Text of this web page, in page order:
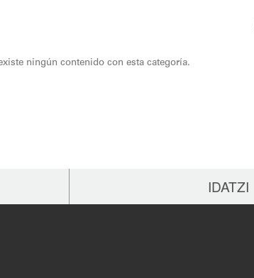
ningún contenido con esta categoría.
IDATZI